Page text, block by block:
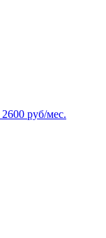
2600 руб/мес.